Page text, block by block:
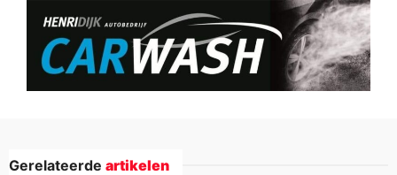
Gerelateerde artikelen